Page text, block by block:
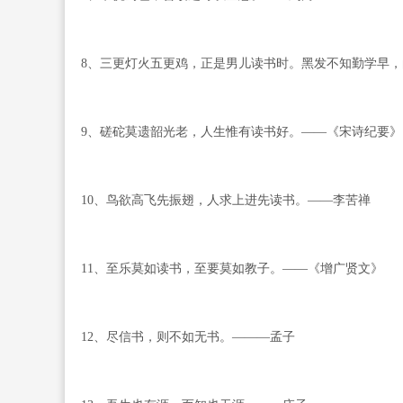
8、三更灯火五更鸡，正是男儿读书时。黑发不知勤学早
9、磋砣莫遗韶光老，人生惟有读书好。——《宋诗纪要》
10、鸟欲高飞先振翅，人求上进先读书。——李苦禅
11、至乐莫如读书，至要莫如教子。——《增广贤文》
12、尽信书，则不如无书。―――孟子